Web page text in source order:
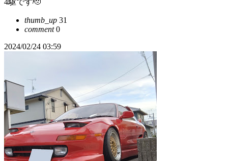
4駆です🫡
thumb_up 31
comment0
2024/02/24 03:59